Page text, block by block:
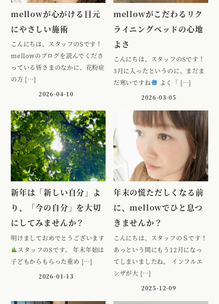
mellowが心がける目元
にやさしい施術
こんにちは、スタッフのSです！
mellowのブログを読んでくださ
っている皆さまのなかに、花粉症
の方 […]
2026-04-10
mellowがこだわるリク
ライニングベッドの心地
よさ
こんにちは、スタッフのSです！
3月に入ったというのに、まだま
だ寒いですね
よく「 […]
2026-03-05
新年は「新しい自分」よ
り、「今の自分」を大切
にしてみませんか？
明けましておめでとうございます
スタッフのSです。 年末年始は
子どもからもらった重め […]
2026-01-13
年末の慌ただしくなる前
に、mellowでひと息つ
きませんか？
こんにちは、スタッフのＳです！
あっという間にもう12月になっ
てしまいましたね。 インフルエ
ンザが大 […]
2025-12-09